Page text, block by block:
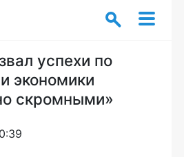
успехи по
экономики
скромными»